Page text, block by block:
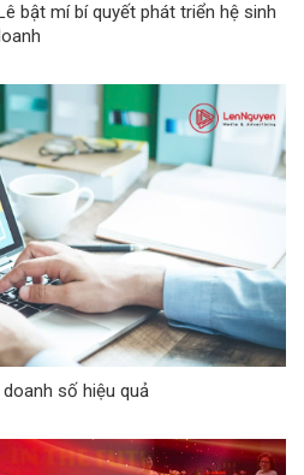
bật mí bí quyết phát triển hệ sinh
số hiệu quả